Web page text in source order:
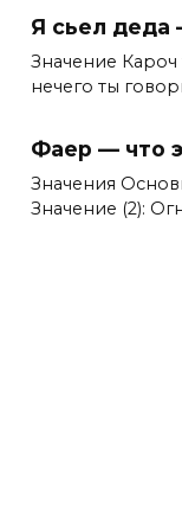
Я сьел деда
Значение Кароч
нечего ты
Фаер — что
Значения
Значение (2):